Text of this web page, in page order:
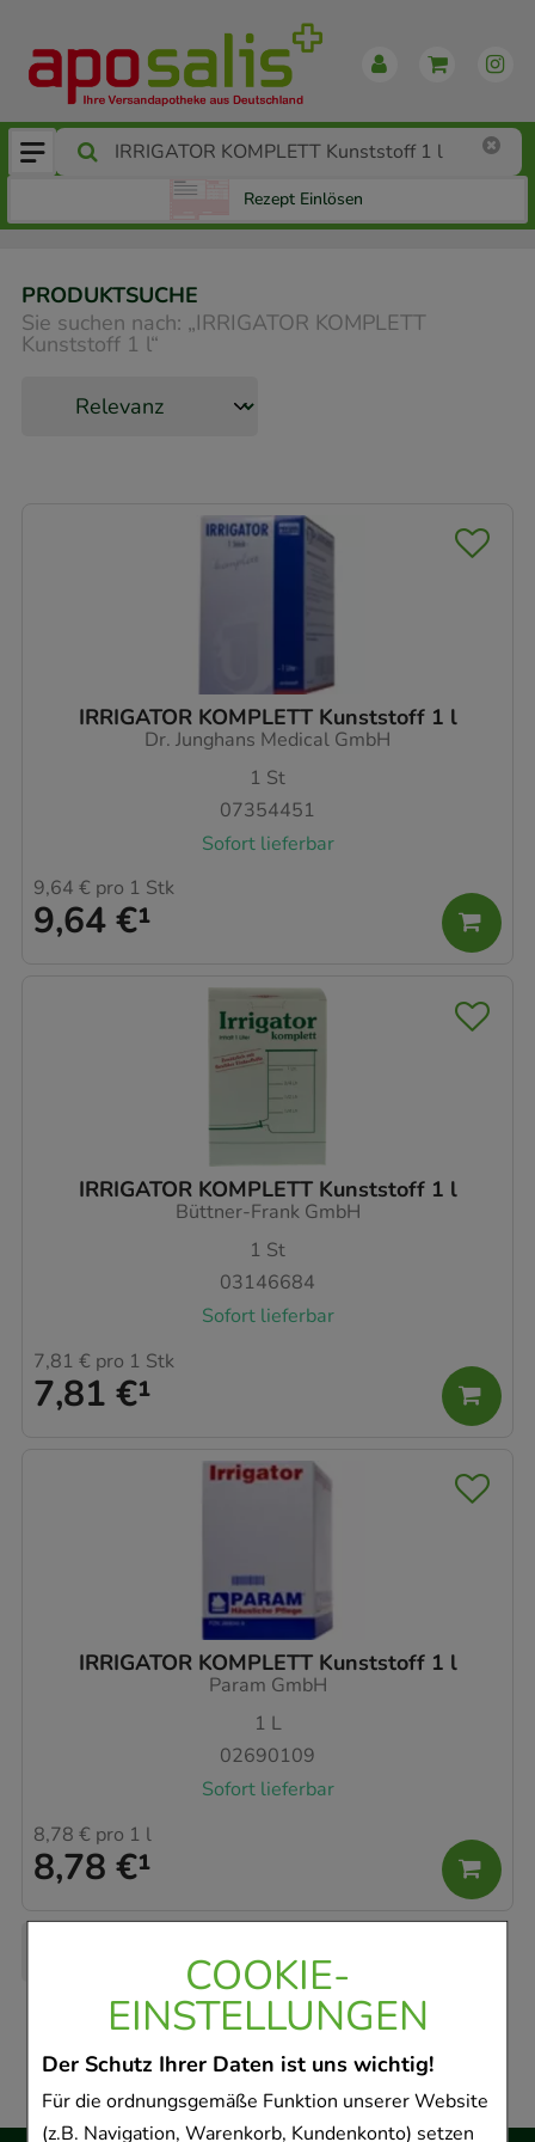
COOKIE-
EINSTELLUNGEN
Der Schutz Ihrer Daten ist uns wichtig!
Für die ordnungsgemäße Funktion unserer Website
(z.B. Navigation, Warenkorb, Kundenkonto) setzen
Rezept Einlösen
PRODUKTSUCHE
Sie suchen nach: „IRRIGATOR KOMPLETT
Kunststoff 1 l“
IRRIGATOR KOMPLETT Kunststoff 1 l
Dr. Junghans Medical GmbH
1 St
07354451
Sofort lieferbar
9,64 €¹
9,64 € pro 1 Stk
IRRIGATOR KOMPLETT Kunststoff 1 l
Büttner-Frank GmbH
1 St
03146684
Sofort lieferbar
7,81 €¹
7,81 € pro 1 Stk
IRRIGATOR KOMPLETT Kunststoff 1 l
Param GmbH
1 L
02690109
Sofort lieferbar
8,78 €¹
8,78 € pro 1 l